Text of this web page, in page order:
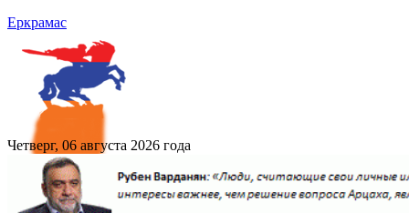
Еркрамас
Четверг, 06 августа 2026 года